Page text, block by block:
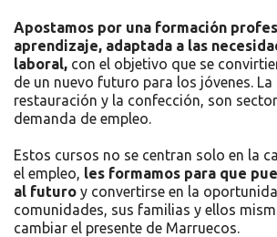
Apostamos por una formación
aprendizaje, adaptada a las
laboral, con el objetivo que se
de un nuevo futuro para los jóvenes.
restauración y la confección, son
demanda de empleo.
Estos cursos no se centran solo en la
el empleo, les formamos para que
al futuro y convertirse en la
comunidades, sus familias y ellos
cambiar el presente de Marruecos.